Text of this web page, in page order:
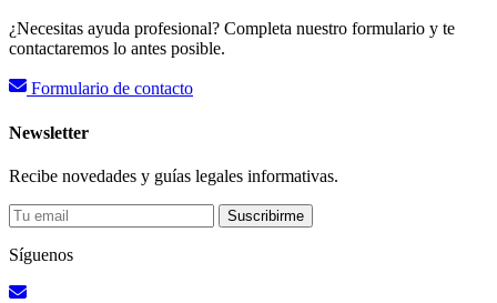
¿Necesitas ayuda profesional? Completa nuestro formulario y te
contactaremos lo antes posible.
Formulario de contacto
Newsletter
Recibe novedades y guías legales informativas.
Suscribirme
Síguenos